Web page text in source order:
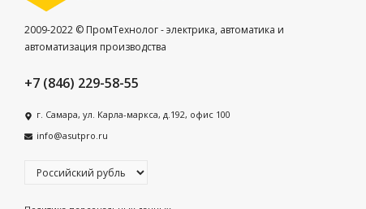
2009-2022 © ПромТехнолог - электрика, автоматика и
автоматизация производства
+7 (846) 229-58-55
г. Самара, ул. Карла-маркса, д.192, офис 100
info@asutpro.ru